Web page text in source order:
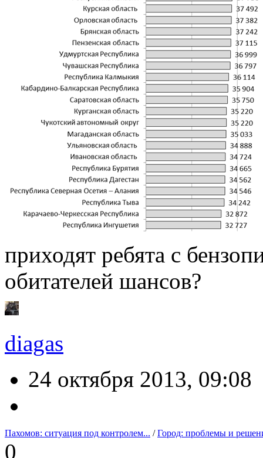
приходят ребята с
обитателей шансов?
diagas
24 октября 2013, 09:08
Пахомов: ситуация под контролем... /Город: проблемы и
0